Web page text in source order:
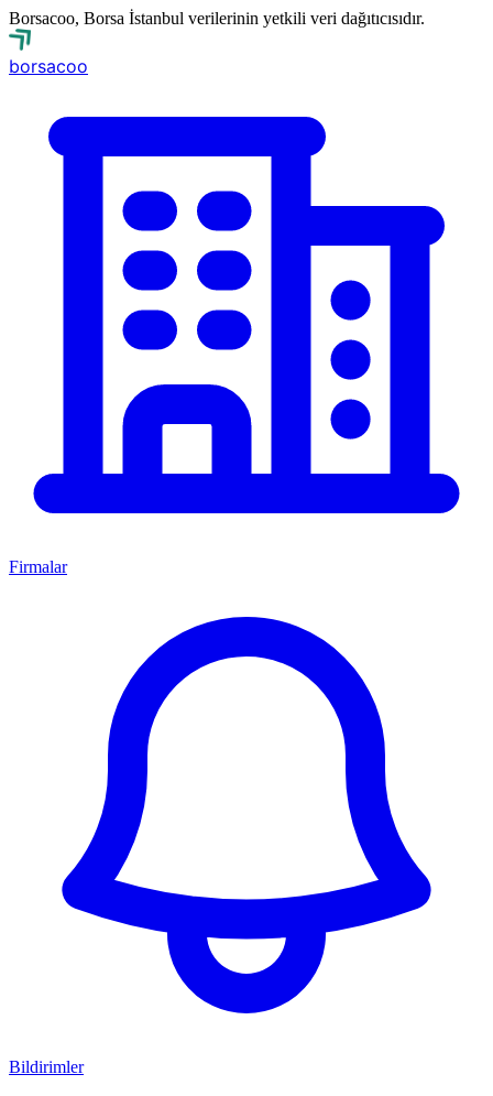
Borsacoo, Borsa İstanbul verilerinin yetkili veri dağıtıcısıdır.
borsacoo
Firmalar
Bildirimler